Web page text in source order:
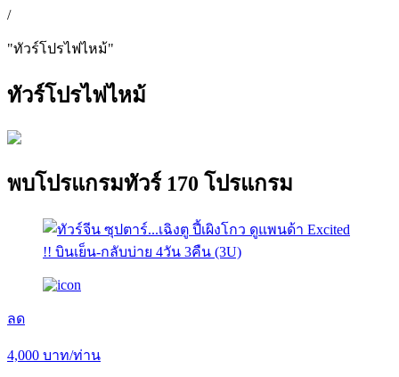
/
"ทัวร์โปรไฟไหม้"
ทัวร์โปรไฟไหม้
พบโปรแกรมทัวร์ 170 โปรแกรม
ลด
4,000 บาท/ท่าน